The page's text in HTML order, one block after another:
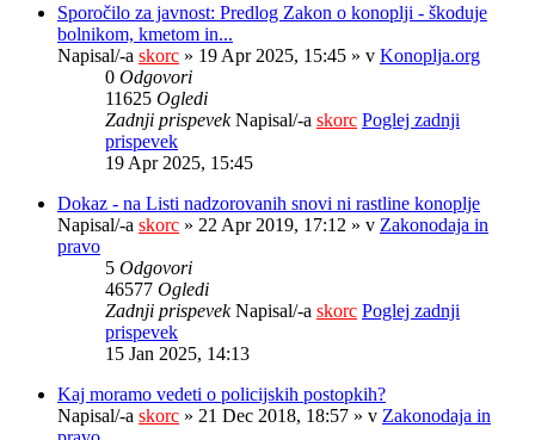
Sporočilo za javnost: Predlog Zakon o konoplji - škoduje
bolnikom, kmetom in...
Napisal/-a skorc » 19 Apr 2025, 15:45 » v Konoplja.org
0 Odgovori
11625 Ogledi
Zadnji prispevekNapisal/-a skorc Poglej zadnji
prispevek
19 Apr 2025, 15:45
Dokaz - na Listi nadzorovanih snovi ni rastline konoplje
Napisal/-a skorc » 22 Apr 2019, 17:12 » v Zakonodaja in
pravo
5 Odgovori
46577 Ogledi
Zadnji prispevekNapisal/-a skorc Poglej zadnji
prispevek
15 Jan 2025, 14:13
Kaj moramo vedeti o policijskih postopkih?
Napisal/-a skorc » 21 Dec 2018, 18:57 » v Zakonodaja in